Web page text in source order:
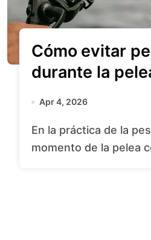
Cómo evitar
durante la
Apr 4, 2026
En la práctica de la pesca deportiva, el
momento de la pelea